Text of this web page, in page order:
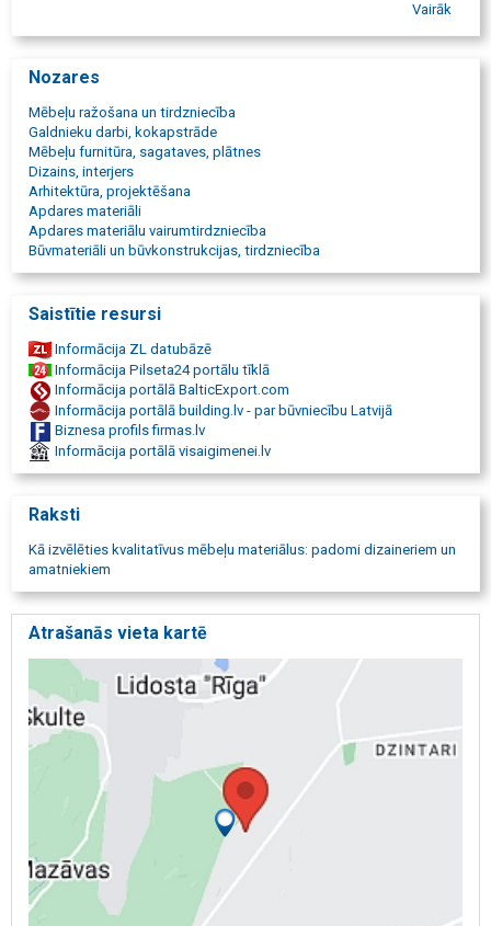
kur pasūtīt mēbeļu detaļu aplīmēšanu bezšuvju tehnoloģijā
mēbeļu plātņu piegāde uz projektu Latvijā
Vairāk
Nozares
Mēbeļu ražošana un tirdzniecība
Galdnieku darbi, kokapstrāde
Mēbeļu furnitūra, sagataves, plātnes
Dizains, interjers
Arhitektūra, projektēšana
Apdares materiāli
Apdares materiālu vairumtirdzniecība
Būvmateriāli un būvkonstrukcijas, tirdzniecība
Saistītie resursi
Informācija ZL datubāzē
Informācija Pilseta24 portālu tīklā
Informācija portālā BalticExport.com
Informācija portālā building.lv - par būvniecību Latvijā
Biznesa profils firmas.lv
Informācija portālā visaigimenei.lv
Raksti
Kā izvēlēties kvalitatīvus mēbeļu materiālus: padomi dizaineriem un
amatniekiem
Atrašanās vieta kartē